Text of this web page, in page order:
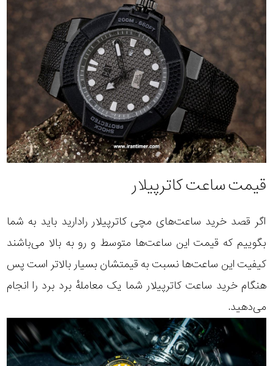
قیمت ساعت کاترپیلار
اگر قصد خرید ساعت‌های مچی کاترپیلار رادارید باید به شما
بگوییم که قیمت این ساعت‌ها متوسط و رو به بالا می‌باشند
کیفیت این ساعت‌ها نسبت به قیمتشان بسیار بالاتر است پس
هنگام خرید ساعت کاترپیلار شما یک معاملهٔ برد برد را انجام
می‌دهید.